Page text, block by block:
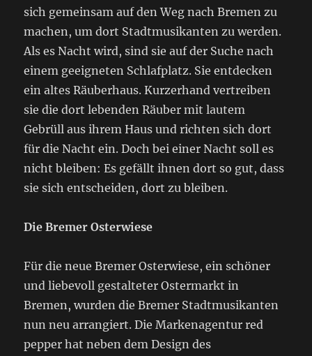
sich gemeinsam auf den Weg nach Bremen zu
machen, um dort Stadtmusikanten zu werden.
Als es Nacht wird, sind sie auf der Suche nach
einem geeigneten Schlafplatz. Sie entdecken
ein altes Räuberhaus. Kurzerhand vertreiben
sie die dort lebenden Räuber mit lautem
Gebrüll aus ihrem Haus und richten sich dort
für die Nacht ein. Doch bei einer Nacht soll es
nicht bleiben: Es gefällt ihnen dort so gut, dass
sie sich entscheiden, dort zu bleiben.
Die Bremer Osterwiese
Für die neue Bremer Osterwiese, ein schöner
und liebevoll gestalteter Ostermarkt in
Bremen, wurden die Bremer Stadtmusikanten
nun neu arrangiert. Die Markenagentur red
pepper hat neben dem Design des